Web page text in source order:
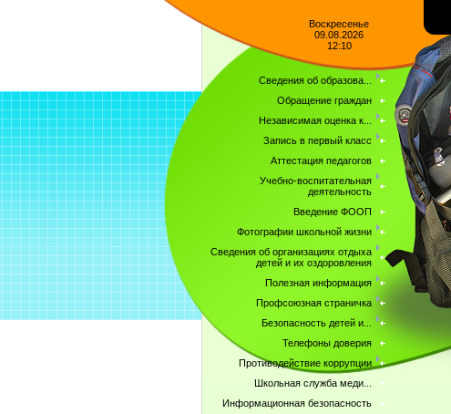
Воскресенье
09.08.2026
12:10
Сведения об образова...
Обращение граждан
Независимая оценка к...
Запись в первый класс
Аттестация педагогов
Учебно-воспитательная
деятельность
Введение ФООП
Фотографии школьной жизни
Сведения об организациях отдыха
детей и их оздоровления
Полезная информация
Профсоюзная страничка
Безопасность детей и...
Телефоны доверия
Противодействие коррупции
Школьная служба меди...
Информационная безопасность